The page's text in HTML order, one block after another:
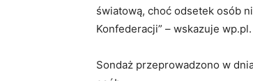
światową, choć odsetek osób
Konfederacji” – wskazuje wp.pl.
Sondaż przeprowadzono w